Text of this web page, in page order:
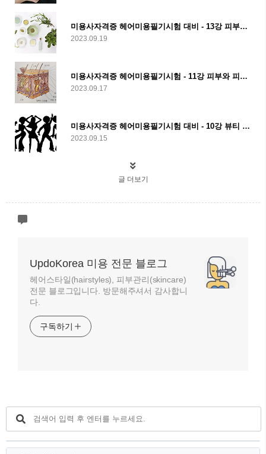
미용사자격증 헤어미용필기시험 대비 - 13강 피부와 영양
2023.09.19
미용사자격증 헤어미용필기시험 - 11강 피부와 피부 부속기관
2023.09.17
미용사자격증 헤어미용필기시험 대비 - 10강 뷰티 코디네이션
2023.09.15
글 더보기
UpdoKorea 미용 전문 블로그
헤어스타일(hairstyles), 피부관리(skincare)
전문 블로그입니다. 방문해주셔서 감사합니
다.
구독하기